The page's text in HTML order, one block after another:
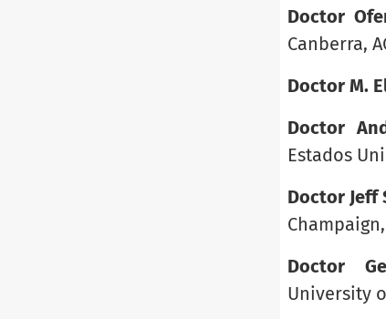
Doctor
Canberra,
Doctor M.
Doctor
Estados
Doctor Jeff
Doctor
University